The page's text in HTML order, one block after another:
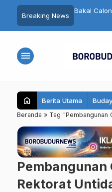
Breaking News
Toleransi di Kota
Bakal
menu
home Berita Utama
Beranda » Tag "Pembangunan
Pembangunan
Rektorat